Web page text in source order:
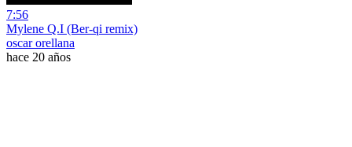
7:56
Mylene Q.I (Ber-qi remix)
oscar orellana
hace 20 años